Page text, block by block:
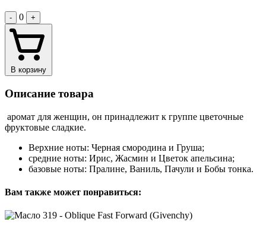
- 0 +
В корзину
Описание товара
аромат для женщин, он принадлежит к группе цветочные
фруктовые сладкие.
Верхние ноты: Черная смородина и Груша;
средние ноты: Ирис, Жасмин и Цветок апельсина;
базовые ноты: Пралине, Ваниль, Пачули и Бобы тонка.
Вам также может понравиться: